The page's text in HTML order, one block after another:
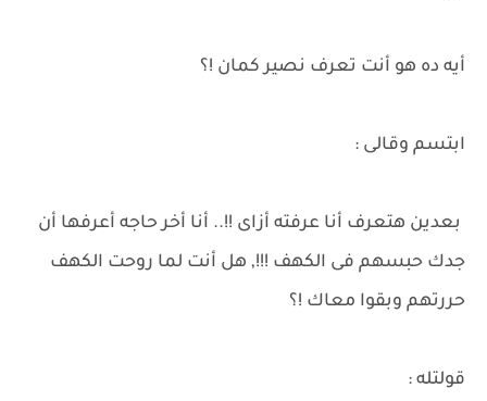
أيه ده هو أنت تعرف نصير كمان !؟
ابتسم وقالى :
بعدين هتعرف أنا عرفته أزاى !!.. أنا أخر حاجه أعرفها أن
جدك حبسهم فى الكهف !!!, هل أنت لما روحت الكهف
حررتهم وبقوا معاك !؟
قولتله :